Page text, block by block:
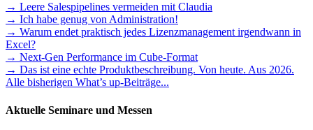
→ Leere Salespipelines vermeiden mit Claudia
→ Ich habe genug von Administration!
→ Warum endet praktisch jedes Lizenzmanagement irgendwann in
Excel?
→ Next-Gen Performance im Cube-Format
→ Das ist eine echte Produktbeschreibung. Von heute. Aus 2026.
Alle bisherigen What’s up-Beiträge...
Aktuelle Seminare und Messen